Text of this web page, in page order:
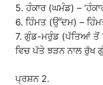
5. ਹੰਕਾਰ (ਘਮੰਡ) –
6. ਹਿੰਮਤ (ਉੱਦਮ) –
7. ਗੁੰਡ-ਮਰੁੰਡ (ਪੱਤਿਆਂ ਤੋਂ
ਵਿਚ ਪੱਤੇ ਝੜਨ ਨਾਲ ਰੁੱਖ
ਪ੍ਰਸ਼ਨ 2.